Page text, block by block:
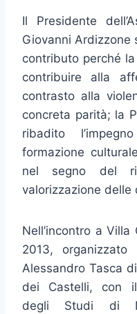
Il Presidente
Giovanni Ardizzone
contributo perché
contribuire alla
contrasto alla
concreta parità; la
ribadito
formazione
nel segno del
valorizzazione delle
Nell’incontro a Villa
2013, organizzato
Alessandro Tasca
dei Castelli, con il
degli Studi di